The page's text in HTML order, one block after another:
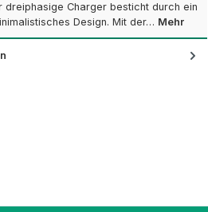
dreiphasige Charger besticht durch ein
Design. Mit der… Mehr